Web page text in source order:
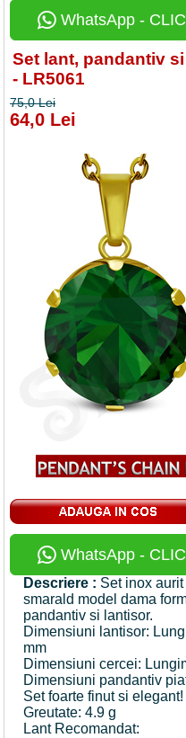
WhatsApp -
Set lant, pandantiv
- LR5061
75,0 Lei
64,0 Lei
WhatsApp -
Descriere : Set inox
smarald model dama
pandantiv si lantisor.
Dimensiuni lantisor:
mm
Dimensiuni cercei:
Dimensiuni pandantiv
Set foarte finut si elegant!
Greutate: 4.9 g
Lant Recomandat: